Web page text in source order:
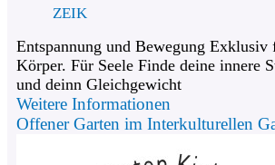
ZEIK
Entspannung und Bewegung Exklusiv
Körper. Für Seele Finde deine innere
und deinn Gleichgewicht
Weitere Informationen
Offener Garten im Interkulturellen